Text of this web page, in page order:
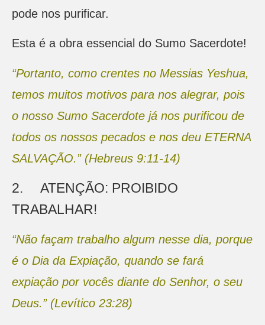
pode nos purificar.
Esta é a obra essencial do Sumo Sacerdote!
“Portanto, como crentes no Messias Yeshua,
temos muitos motivos para nos alegrar, pois
o nosso Sumo Sacerdote já nos purificou de
todos os nossos pecados e nos deu ETERNA
SALVAÇÃO.” (Hebreus 9:11-14)
2. ATENÇÃO: PROIBIDO
TRABALHAR!
“Não façam trabalho algum nesse dia, porque
é o Dia da Expiação, quando se fará
expiação por vocês diante do Senhor, o seu
Deus.” (Levítico 23:28)